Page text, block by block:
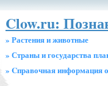
Clow.ru:
» Растения и животные
» Страны и государства
» Cправочная информация